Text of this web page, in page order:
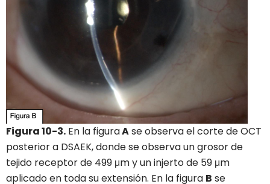
Figura 10-3. En la figuraAse observa el corte de OCT
posterior a DSAEK, donde se observa un grosor de
tejido receptor de 499 μm y un injerto de 59 μm
aplicado en toda su extensión. En la figura B se